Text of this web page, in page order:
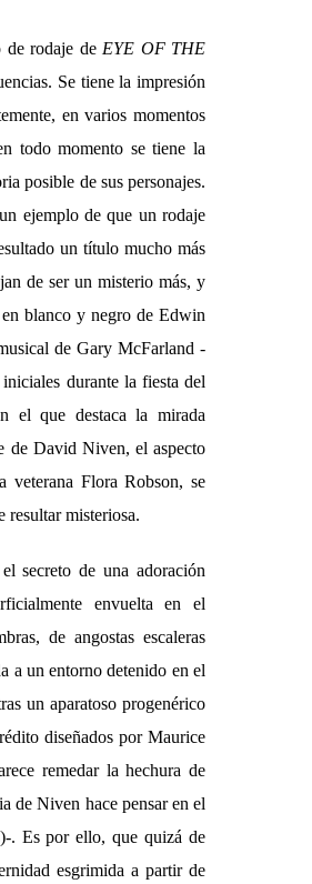
de rodaje deEYE OF THE
Se tiene la impresión
en varios momentos
todo momento se tiene la
posible de sus personajes.
ejemplo de que un rodaje
un título mucho más
de ser un misterio más, y
blanco y negro de Edwin
de Gary McFarland -
durante la fiesta del
el que destaca la mirada
de David Niven, el aspecto
veterana Flora Robson, se
resultar misteriosa.
secreto de una adoración
envuelta en el
de angostas escaleras
a un entorno detenido en el
un aparatoso progenérico
diseñados por Maurice
remedar la hechura de
de Niven hace pensar en el
. Es por ello, que quizá de
esgrimida a partir de